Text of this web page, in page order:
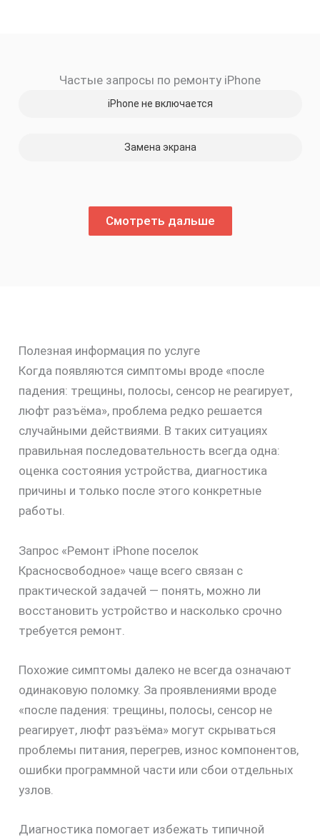
Частые запросы по ремонту iPhone
iPhone не включается
Замена экрана
Смотреть дальше
Полезная информация по услуге
Когда появляются симптомы вроде «после
падения: трещины, полосы, сенсор не реагирует,
люфт разъёма», проблема редко решается
случайными действиями. В таких ситуациях
правильная последовательность всегда одна:
оценка состояния устройства, диагностика
причины и только после этого конкретные
работы.
Запрос «Ремонт iPhone поселок
Красносвободное» чаще всего связан с
практической задачей — понять, можно ли
восстановить устройство и насколько срочно
требуется ремонт.
Похожие симптомы далеко не всегда означают
одинаковую поломку. За проявлениями вроде
«после падения: трещины, полосы, сенсор не
реагирует, люфт разъёма» могут скрываться
проблемы питания, перегрев, износ компонентов,
ошибки программной части или сбои отдельных
узлов.
Диагностика помогает избежать типичной